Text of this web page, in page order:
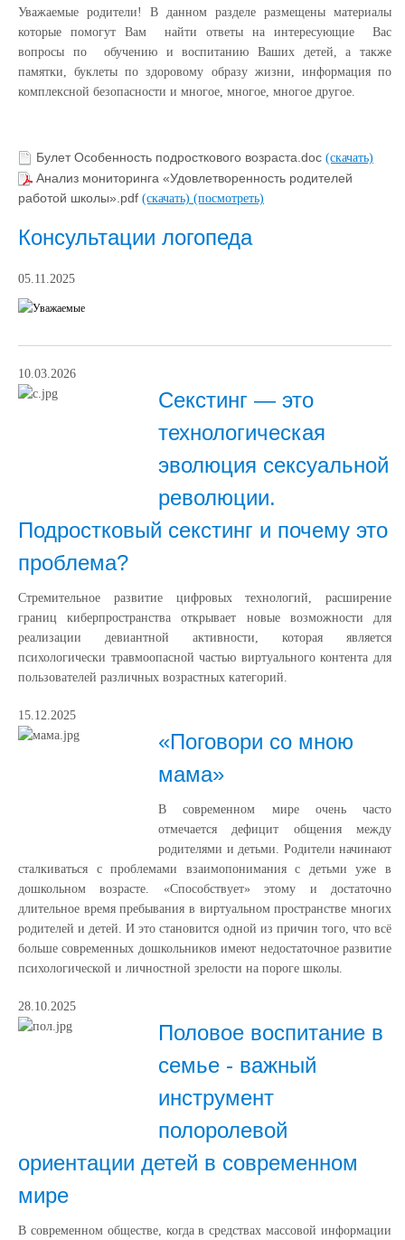
Уважаемые родители! В данном разделе размещены материалы
которые помогут Вам найти ответы на интересующие Вас
вопросы по обучению и воспитанию Ваших детей, а также
памятки, буклеты по здоровому образу жизни, информация по
комплексной безопасности и многое, многое, многое другое.
Булет Особенность подросткового возраста.doc (скачать)
Анализ мониторинга «Удовлетворенность родителей
работой школы».pdf (скачать) (посмотреть)
Консультации логопеда
05.11.2025
10.03.2026
Секстинг — это
технологическая
эволюция сексуальной
революции.
Подростковый секстинг и почему это
проблема?
Стремительное развитие цифровых технологий, расширение
границ киберпространства открывает новые возможности для
реализации девиантной активности, которая является
психологически травмоопасной частью виртуального контента для
пользователей различных возрастных категорий.
15.12.2025
«Поговори со мною
мама»
В современном мире очень часто
отмечается дефицит общения между
родителями и детьми. Родители начинают
сталкиваться с проблемами взаимопонимания с детьми уже в
дошкольном возрасте. «Способствует» этому и достаточно
длительное время пребывания в виртуальном пространстве многих
родителей и детей. И это становится одной из причин того, что всё
больше современных дошкольников имеют недостаточное развитие
психологической и личностной зрелости на пороге школы.
28.10.2025
Половое воспитание в
семье - важный
инструмент
полоролевой
ориентации детей в современном
мире
В современном обществе, когда в средствах массовой информации